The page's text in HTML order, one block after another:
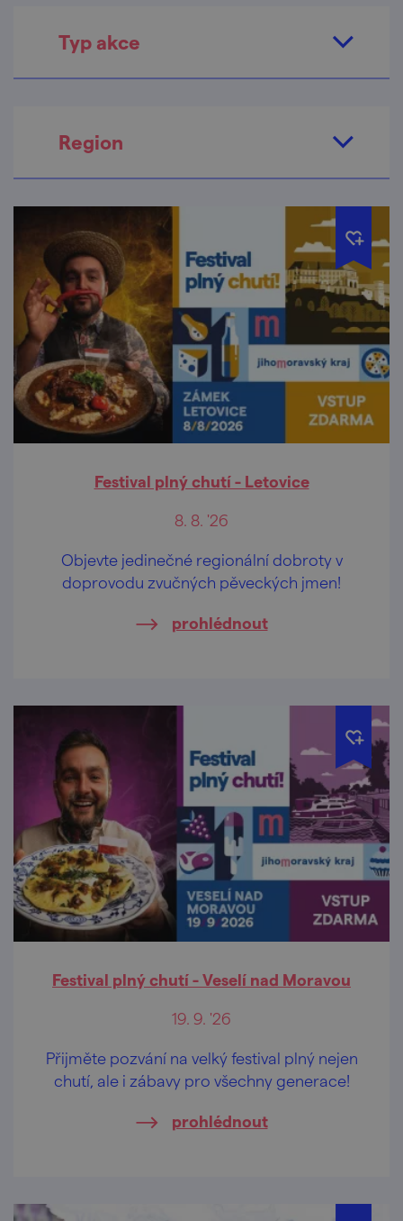
Typ akce
Region
Festival plný chutí - Letovice
8. 8. '26
Objevte jedinečné regionální dobroty v
doprovodu zvučných pěveckých jmen!
prohlédnout
Festival plný chutí - Veselí nad Moravou
19. 9. '26
Přijměte pozvání na velký festival plný nejen
chutí, ale i zábavy pro všechny generace!
prohlédnout